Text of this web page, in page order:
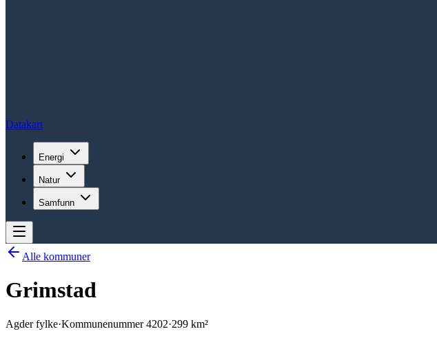
Datakart
Energi
Natur
Samfunn
Alle kommuner
Grimstad
Agderfylke·Kommunenummer4202·299 km²